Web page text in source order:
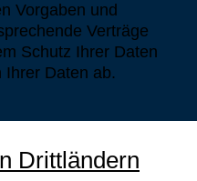
Vorgaben und
Verträge
Schutz Ihrer Daten
Ihrer Daten ab.
Drittländern